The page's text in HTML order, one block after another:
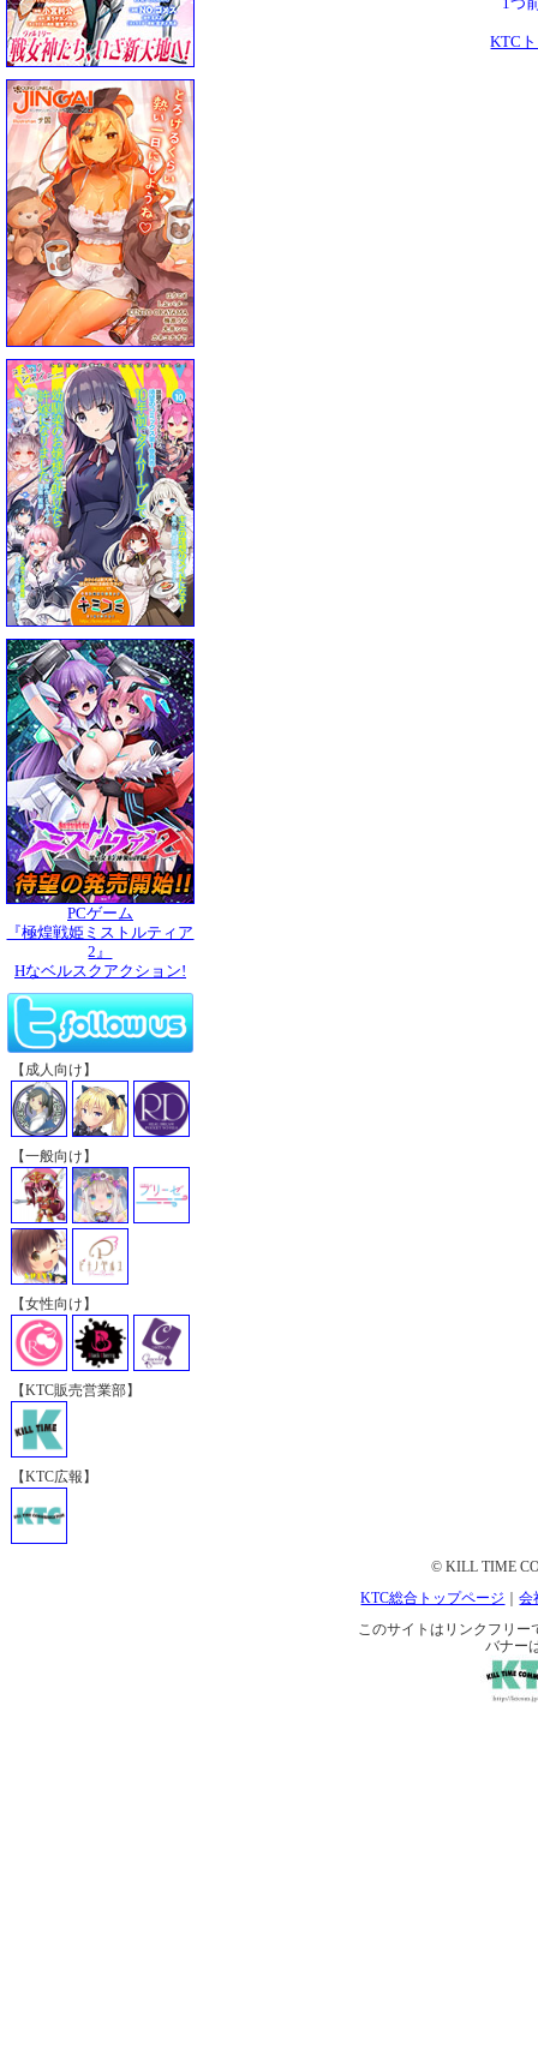
PCゲーム
『極煌戦姫ミストルティア
2』
Hなベルスクアクション!
【成人向け】
【一般向け】
【女性向け】
【KTC販売営業部】
【KTC広報】
KTC
© KILL TIME
KTC総合トップページ
｜会
このサイトはリンクフリー
バナー